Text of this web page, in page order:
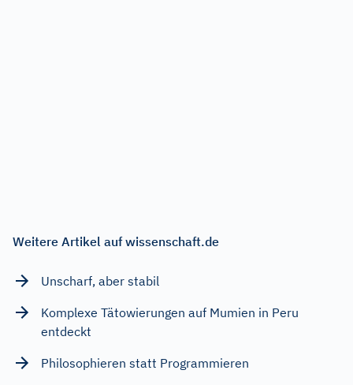
Weitere Artikel auf wissenschaft.de
Unscharf, aber stabil
Komplexe Tätowierungen auf Mumien in Peru
entdeckt
Philosophieren statt Programmieren